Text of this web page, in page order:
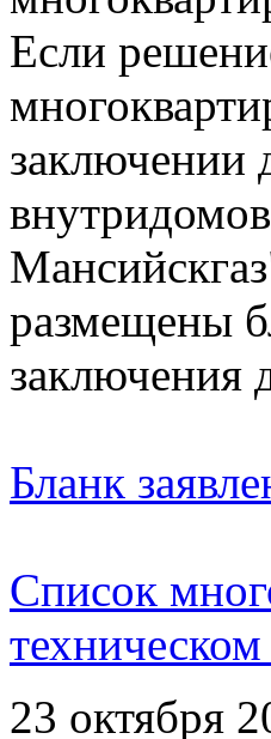
Если
заключении
размещены
заключения
Бланк
Список
23 октября